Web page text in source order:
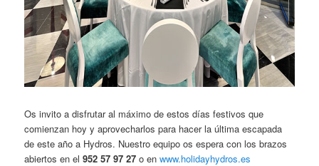
Os invito a disfrutar al máximo de estos días festivos que
comienzan hoy y aprovecharlos para hacer la última escapada
de este año a Hydros. Nuestro equipo os espera con los brazos
abiertos en el952 57 97 27 o enwww.holidayhydros.es